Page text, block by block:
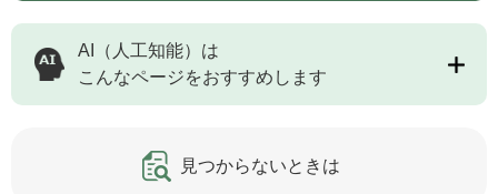
AI（人工知能）は
こんなページをおすすめします
見つからないときは